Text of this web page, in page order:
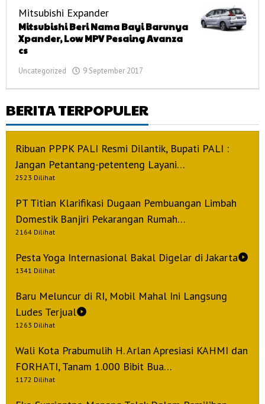
Mitsubishi Expander
Mitsubishi Beri Nama Bayi Barunya
Xpander, Low MPV Pesaing Avanza
cs
Uncategorized 9 September 2017
BERITA TERPOPULER
Ribuan PPPK PALI Resmi Dilantik, Bupati PALI :
Jangan Petantang-petenteng Layani…
2523 Dilihat
PT Titian Klarifikasi Dugaan Pembuangan Limbah
Domestik Banjiri Pekarangan Rumah…
2164 Dilihat
Pesta Yoga Internasional Bakal Digelar di Jakarta
1341 Dilihat
Baru Meluncur di RI, Mobil Mahal Ini Langsung
Ludes Terjual
1263 Dilihat
Wali Kota Prabumulih H. Arlan Apresiasi KAHMI dan
FORHATI, Tanam 1.000 Bibit Bua…
1172 Dilihat